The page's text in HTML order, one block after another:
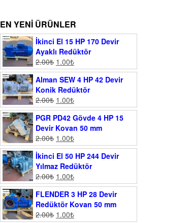
EN YENI ÜRÜNLER
İkinci El 15 HP 170 Devir
Ayaklı Redüktör
2.00₺ 1.00₺
Alman SEW 4 HP 42 Devir
Konik Redüktör
2.00₺ 1.00₺
PGR PD42 Gövde 4 HP 15
Devir Kovan 50 mm
2.00₺ 1.00₺
İkinci El 50 HP 244 Devir
Yılmaz Redüktör
2.00₺ 1.00₺
FLENDER 3 HP 28 Devir
Redüktör Kovan 50 mm
2.00₺ 1.00₺